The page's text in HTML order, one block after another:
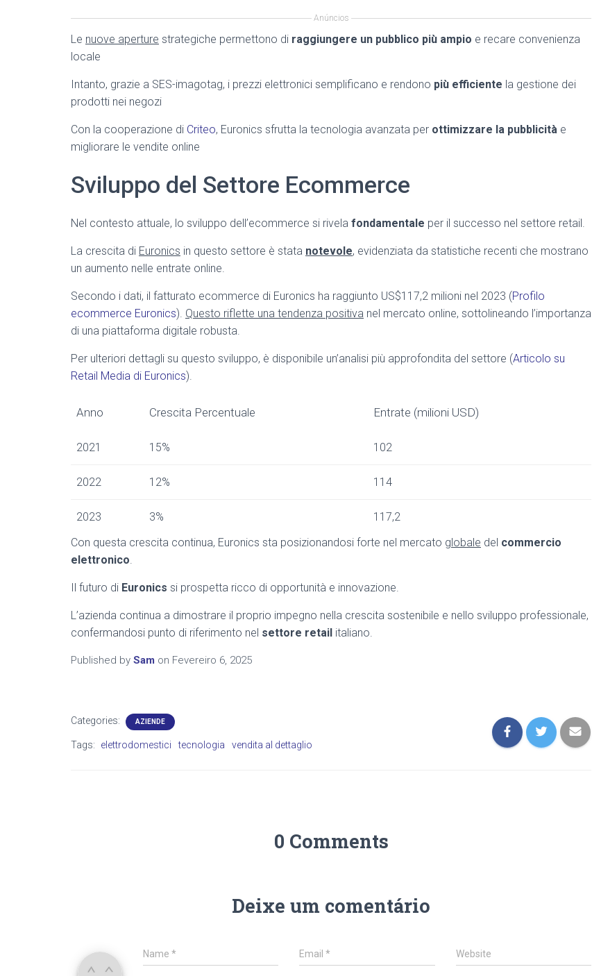
Anúncios
Le nuove aperture strategiche permettono di raggiungere un pubblico più ampio e recare convenienza
locale
Intanto, grazie a SES-imagotag, i prezzi elettronici semplificano e rendono più efficiente la gestione dei
prodotti nei negozi
Con la cooperazione di Criteo, Euronics sfrutta la tecnologia avanzata per ottimizzare la pubblicità e
migliorare le vendite online
Sviluppo del Settore Ecommerce
Nel contesto attuale, lo sviluppo dell’ecommerce si rivela fondamentale per il successo nel settore retail.
La crescita di Euronics in questo settore è stata notevole, evidenziata da statistiche recenti che mostrano
un aumento nelle entrate online.
Secondo i dati, il fatturato ecommerce di Euronics ha raggiunto US$117,2 milioni nel 2023 (Profilo
ecommerce Euronics). Questo riflette una tendenza positiva nel mercato online, sottolineando l’importanza
di una piattaforma digitale robusta.
Per ulteriori dettagli su questo sviluppo, è disponibile un’analisi più approfondita del settore (Articolo su
Retail Media di Euronics).
Anno Crescita Percentuale Entrate (milioni USD)
2021 15% 102
2022 12% 114
2023 3%
117,2
Con questa crescita continua, Euronics sta posizionandosi forte nel mercato globale del commercio
elettronico.
Il futuro di Euronics si prospetta ricco di opportunità e innovazione.
L’azienda continua a dimostrare il proprio impegno nella crescita sostenibile e nello sviluppo professionale,
confermandosi punto di riferimento nel settore retail italiano.
Published by Sam on Fevereiro 6, 2025
Categories: AZIENDE
Tags: elettrodomestici tecnologia vendita al dettaglio
0 Comments
Deixe um comentário
Name * Email* Website